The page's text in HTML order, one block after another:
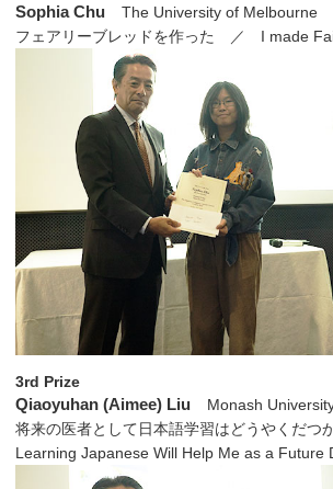
Sophia Chu
The University of Melbourne
フェアリーブレッドを作った ／ I made
3rd Prize
Qiaoyuhan (Aimee) Liu
Monash
将来の医者として日本語学習はどうやくだ
Learning Japanese Will Help Me as a Future